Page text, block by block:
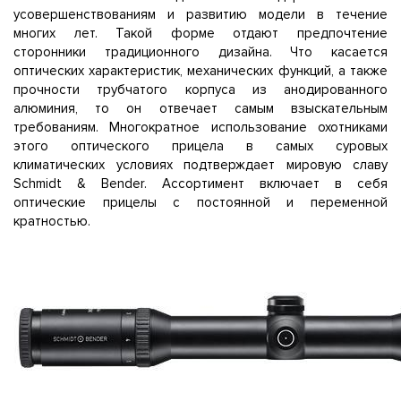
усовершенствованиям и развитию модели в течение
многих лет. Такой форме отдают предпочтение
сторонники традиционного дизайна. Что касается
оптических характеристик, механических функций, а также
прочности трубчатого корпуса из анодированного
алюминия, то он отвечает самым взыскательным
требованиям. Многократное использование охотниками
этого оптического прицела в самых суровых
климатических условиях подтверждает мировую славу
Schmidt & Bender. Ассортимент включает в себя
оптические прицелы с постоянной и переменной
кратностью.